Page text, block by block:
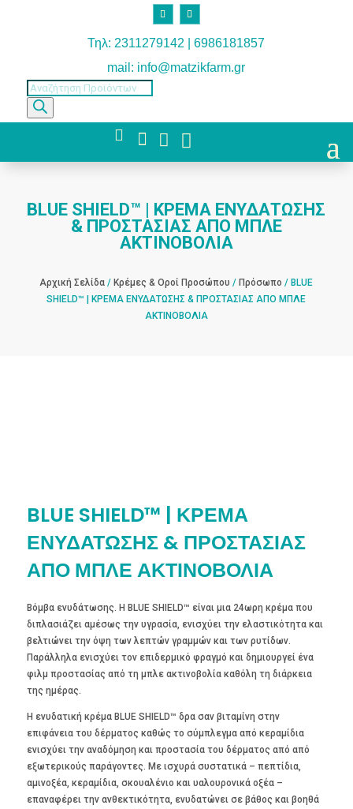
Τηλ: 2311279142 | 6986181857
mail: info@matzikfarm.gr
Products
search
  
BLUE SHIELD™ | ΚΡΕΜΑ ΕΝΥΔΑΤΩΣΗΣ
& ΠΡΟΣΤΑΣΙΑΣ ΑΠΟ ΜΠΛΕ
ΑΚΤΙΝΟΒΟΛΙΑ
Αρχική Σελίδα /Κρέμες & Οροί Προσώπου /Πρόσωπο / BLUE
SHIELD™ | ΚΡΕΜΑ ΕΝΥΔΑΤΩΣΗΣ & ΠΡΟΣΤΑΣΙΑΣ ΑΠΟ ΜΠΛΕ
ΑΚΤΙΝΟΒΟΛΙΑ
BLUE SHIELD™ | ΚΡΕΜΑ
ΕΝΥΔΑΤΩΣΗΣ & ΠΡΟΣΤΑΣΙΑΣ
ΑΠΟ ΜΠΛΕ ΑΚΤΙΝΟΒΟΛΙΑ
Βόμβα ενυδάτωσης. Η BLUE SHIELD™ είναι μια 24ωρη κρέμα που
διπλασιάζει αμέσως την υγρασία, ενισχύει την ελαστικότητα και
βελτιώνει την όψη των λεπτών γραμμών και των ρυτίδων.
Παράλληλα ενισχύει τον επιδερμικό φραγμό και δημιουργεί ένα
φιλμ προστασίας από τη μπλε ακτινοβολία καθόλη τη διάρκεια
της ημέρας.
Η ενυδατική κρέμα BLUE SHIELD™ δρα σαν βιταμίνη στην
επιφάνεια του δέρματος καθώς το σύμπλεγμα από κεραμίδια
ενισχύει την αναδόμηση και προστασία του δέρματος από από
εξωτερικούς παράγοντες. Με ισχυρά συστατικά – πεπτίδια,
αμινοξέα, κεραμίδια, σκουαλένιο και υαλουρονικά οξέα –
επαναφέρει την ανθεκτικότητα, ενυδατώνει σε βάθος και βοηθά